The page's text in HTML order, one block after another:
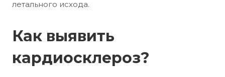
летального исхода.
Как выявить
кардиосклероз?